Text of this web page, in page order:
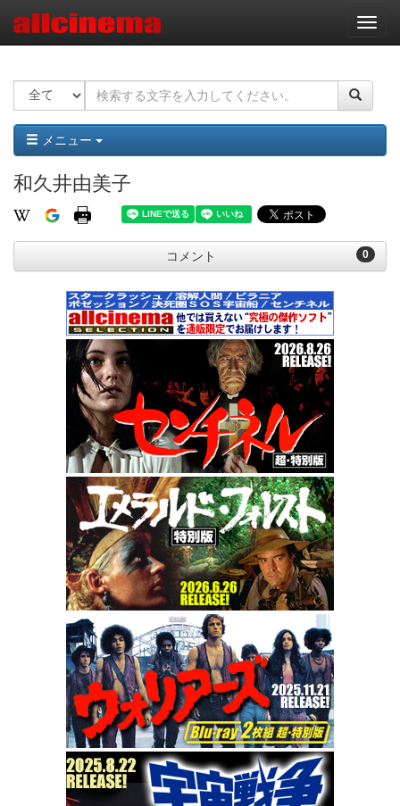
ナ
ビ
ー
ョ
ン
メニュー
和久井由美子
0
コメント